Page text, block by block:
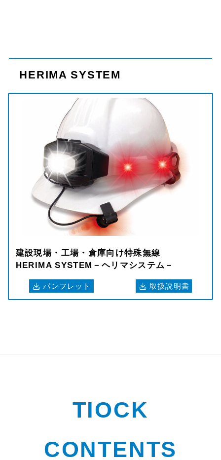
HERIMA SYSTEM
建設現場・工場・倉庫向け特殊無線
HERIMA SYSTEM－ヘリマシステム－
パンフレット 取扱説明書
TIOCK
CONTENTS